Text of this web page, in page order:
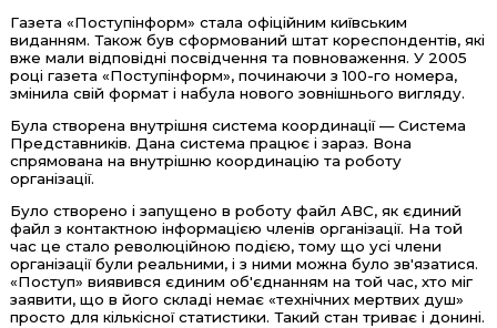
Газета «Поступінформ» стала офіційним київським
виданням. Також був сформований штат кореспондентів, які
вже мали відповідні посвідчення та повноваження. У 2005
році газета «Поступінформ», починаючи з 100-го номера,
змінила свій формат і набула нового зовнішнього вигляду.
Була створена внутрішня система координації — Система
Представників. Дана система працює і зараз. Вона
спрямована на внутрішню координацію та роботу
організації.
Було створено і запущено в роботу файл АВС, як єдиний
файл з контактною інформацією членів організації. На той
час це стало революційною подією, тому що усі члени
організації були реальними, і з ними можна було зв'язатися.
«Поступ» виявився єдиним об'єднанням на той час, хто міг
заявити, що в його складі немає «технічних мертвих душ»
просто для кількісної статистики. Такий стан триває і донині.